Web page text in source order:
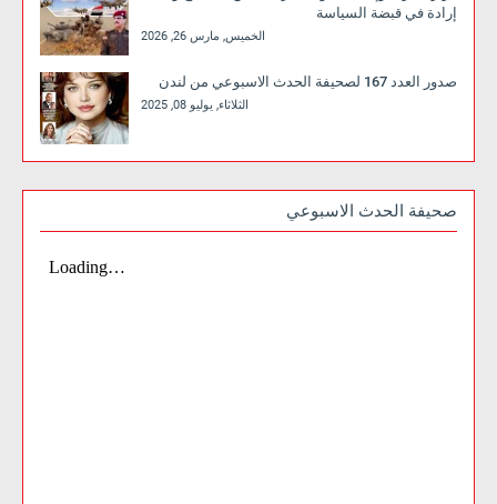
إرادة في قبضة السياسة
الخميس, مارس 26, 2026
صدور العدد 167 لصحيفة الحدث الاسبوعي من لندن
الثلاثاء, يوليو 08, 2025
صحيفة الحدث الاسبوعي